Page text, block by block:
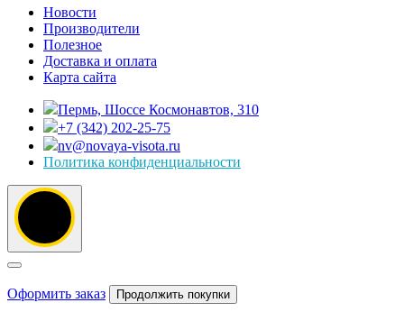
Новости
Производители
Полезное
Доставка и оплата
Карта сайта
Пермь, Шоссе Космонавтов, 310
+7 (342) 202-25-75
nv@novaya-visota.ru
Политика конфиденциальности
Оформить заказ Продолжить покупки